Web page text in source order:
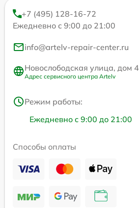
+7 (495) 128-16-72
Ежедневно с 9:00 до 21:00
info@artelv-repair-center.ru
Новослободская улица, дом 4
Адрес сервисного центра Artelv
Режим работы:
Ежедневно с 9:00 до 21:00
Способы оплаты